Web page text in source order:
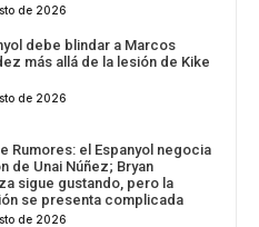
de 2026
debe blindar a Marcos
más allá de la lesión de Kike
de 2026
Rumores: el Espanyol negocia
de Unai Núñez; Bryan
sigue gustando, pero la
se presenta complicada
de 2026